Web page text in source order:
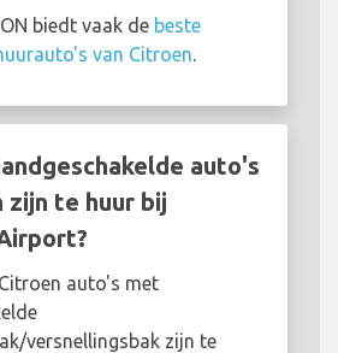
biedt vaak de beste
van Citroen
auto's
zijn te huur bij
auto's met
versnellingsbak zijn te